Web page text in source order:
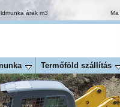
árak m3 Ma
Termőföld szállítás